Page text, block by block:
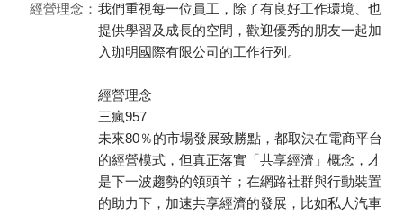
經營理念： 我們重視每一位員工，除了有良好工作環境、也
提供學習及成長的空間，歡迎優秀的朋友一起加
入珈明國際有限公司的工作行列。
經營理念
三瘋957
未來80％的市場發展致勝點，都取決在電商平台
的經營模式，但真正落實「共享經濟」概念，才
是下一波趨勢的領頭羊；在網路社群與行動裝置
的助力下，加速共享經濟的發展，比如私人汽車